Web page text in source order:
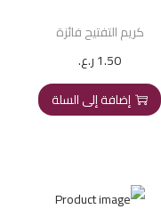
كريم التفتيح فائزة
1.50ر.ع.
إضافة إلى السلة